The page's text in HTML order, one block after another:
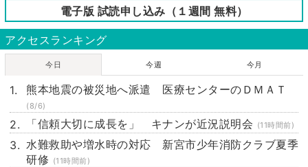
電子版 試読申し込み（１週間 無料）
アクセスランキング
今日 今週 今月
熊本地震の被災地へ派遣 医療センターのＤＭＡＴ
(8/6)
「信頼大切に成長を」 キナンが近況説明会 (11時間前)
水難救助や増水時の対応 新宮市少年消防クラブ夏季
研修 (11時間前)